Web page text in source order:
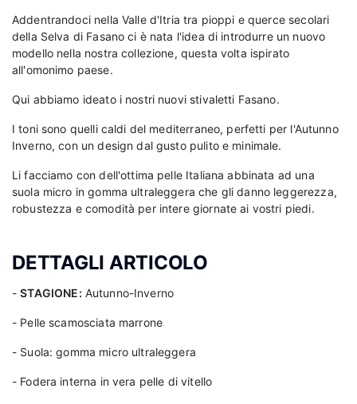
Addentrandoci nella Valle d'Itria tra pioppi e querce secolari
della Selva di Fasano ci è nata l'idea di introdurre un nuovo
modello nella nostra collezione, questa volta ispirato
all'omonimo paese.
Qui abbiamo ideato i nostri nuovi stivaletti Fasano.
I toni sono quelli caldi del mediterraneo, perfetti per l'Autunno
Inverno, con un design dal gusto pulito e minimale.
Li facciamo con dell'ottima pelle Italiana abbinata ad una
suola micro in gomma ultraleggera che gli danno leggerezza,
robustezza e comodità per intere giornate ai vostri piedi.
DETTAGLI ARTICOLO
- STAGIONE: Autunno-Inverno
- Pelle scamosciata marrone
- Suola: gomma micro ultraleggera
- Fodera interna in vera pelle di vitello